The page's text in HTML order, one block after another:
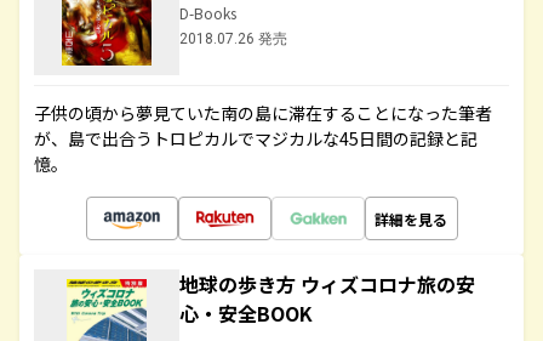
D-Books
2018.07.26 発売
子供の頃から夢見ていた南の島に滞在することになった筆者
が、島で出合うトロピカルでマジカルな45日間の記録と記
憶。
詳細を見る
地球の歩き方 ウィズコロナ旅の安
心・安全BOOK